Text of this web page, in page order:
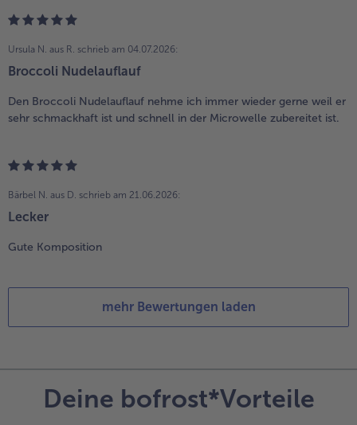
Ursula N. aus R. schrieb am 04.07.2026:
Broccoli Nudelauflauf
Den Broccoli Nudelauflauf nehme ich immer wieder gerne weil er
sehr schmackhaft ist und schnell in der Microwelle zubereitet ist.
Bärbel N. aus D. schrieb am 21.06.2026:
Lecker
Gute Komposition
mehr Bewertungen laden
Deine bofrost*Vorteile